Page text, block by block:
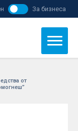
За бизнеса
от